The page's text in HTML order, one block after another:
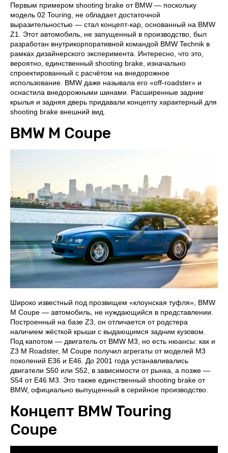
Первым примером shooting brake от BMW — поскольку
модель 02 Touring, не обладает достаточной
выразительностью — стал концепт-кар, основанный на BMW
Z1. Этот автомобиль, не запущенный в производство, был
разработан внутрикорпоративной командой BMW Technik в
рамках дизайнерского эксперимента. Интересно, что это,
вероятно, единственный shooting brake, изначально
спроектированный с расчётом на внедорожное
использование. BMW даже называла его «off-roadster» и
оснастила внедорожными шинами. Расширенные задние
крылья и задняя дверь придавали концепту характерный для
shooting brake внешний вид.
BMW M Coupe
Широко известный под прозвищем «клоунская туфля», BMW
M Coupe — автомобиль, не нуждающийся в представлении.
Построенный на базе Z3, он отличается от родстера
наличием жёсткой крыши с выдающимся задним кузовом.
Под капотом — двигатель от BMW M3, но есть нюансы: как и
Z3 M Roadster, M Coupe получил агрегаты от моделей M3
поколений E36 и E46. До 2001 года устанавливались
двигатели S50 или S52, в зависимости от рынка, а позже —
S54 от E46 M3. Это также единственный shooting brake от
BMW, официально выпущенный в серийное производство.
Концепт BMW Touring
Coupe